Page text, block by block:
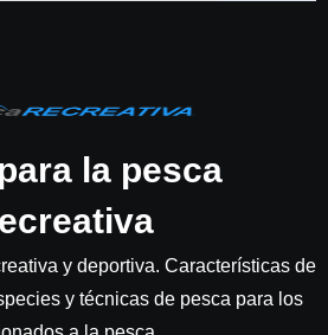
la pesca
y deportiva. Características de
y técnicas de pesca para los